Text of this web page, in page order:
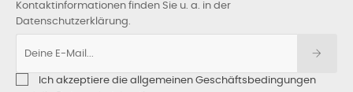
Kontaktinformationen finden Sie u. a. in der
Datenschutzerklärung.
Ich akzeptiere die allgemeinen Geschäftsbedingungen